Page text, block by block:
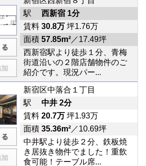
駅 西新宿 1分
賃料 30.8万坪1.76万
面積 57.85m²／17.49坪
西新宿駅より徒歩１分、青梅
街道沿いの２階店舗物件のご
紹介です。現況パー...
新宿区中落合１丁目
駅 中井 2分
賃料 20.7万坪1.93万
面積 35.36m²／10.69坪
中井駅より徒歩２分、鉄板焼
き居抜き物件でました！重飲
食可能！テーブル席...